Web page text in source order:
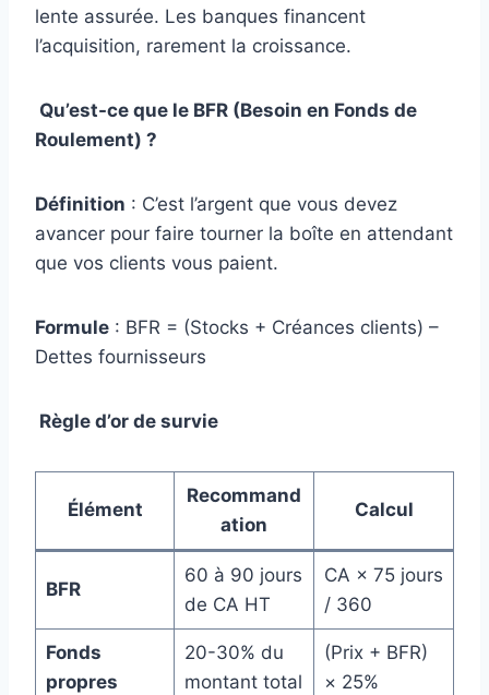
lente assurée. Les banques financent
l’acquisition, rarement la croissance.
Qu’est-ce que le BFR (Besoin en Fonds de
Roulement) ?
Définition : C’est l’argent que vous devez
avancer pour faire tourner la boîte en attendant
que vos clients vous paient.
Formule : BFR = (Stocks + Créances clients) –
Dettes fournisseurs
Règle d’or de survie
Élément
Recommand
ation
Calcul
BFR
60 à 90 jours
de CA HT
CA × 75 jours
/ 360
Fonds
propres
20-30% du
montant total
(Prix + BFR)
× 25%